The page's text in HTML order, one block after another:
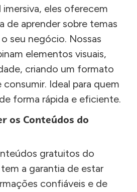
imersiva, eles oferecem
de aprender sobre temas
seu negócio. Nossas
elementos visuais,
criando um formato
Ideal para quem
forma rápida e eficiente.
os Conteúdos do
gratuitos do
a garantia de estar
confiáveis e de